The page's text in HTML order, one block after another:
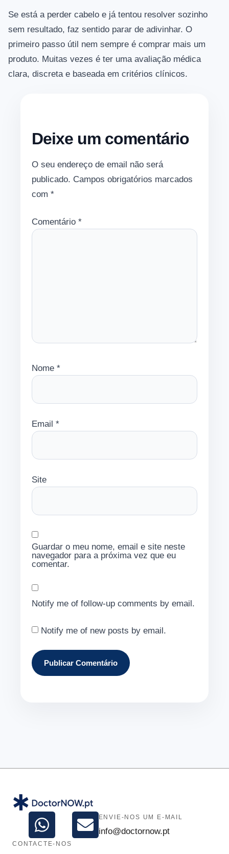
Se está a perder cabelo e já tentou resolver sozinho
sem resultado, faz sentido parar de adivinhar. O
primeiro passo útil nem sempre é comprar mais um
produto. Muitas vezes é ter uma avaliação médica
clara, discreta e baseada em critérios clínicos.
Deixe um comentário
O seu endereço de email não será
publicado. Campos obrigatórios marcados
com *
Comentário *
Nome *
Email *
Site
Guardar o meu nome, email e site neste
navegador para a próxima vez que eu
comentar.
Notify me of follow-up comments by email.
Notify me of new posts by email.
CONTACTE-NOS
ENVIE-NOS UM E-MAIL
info@doctornow.pt